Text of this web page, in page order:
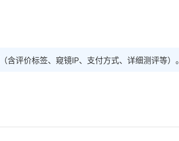
（含评价标签、窥镜IP、支付方式、详细测评等）。